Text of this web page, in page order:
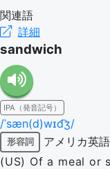
関連語
詳細
sandwich
IPA（発音記号）
/ˈsæn(d)wɪd͡ʒ/
形容詞 アメリカ英語
(US) Of a meal or